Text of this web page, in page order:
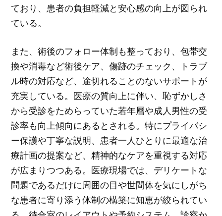
ており、患者の負担軽減と安心感の向上が図られ
ている。
また、術後のフォロー体制も整っており、包帯交
換や消毒など術後ケア、傷跡のチェック、トラブ
ル時の対応など、途切れることのないサポートが
充実している。医療の質向上に伴い、恥ずかしさ
から受診をためらっていた若年層や成人男性の受
診率も向上傾向にあるとされる。特にプライバシ
ー保護や丁寧な説明、患者一人ひとりに最適な治
療計画の提案など、精神的なケアを重視する対応
が広まりつつある。医療現場では、デリケートな
問題であるだけに周囲の目や世間体を気にしがち
な患者に寄り添う体制の構築に知恵が絞られてい